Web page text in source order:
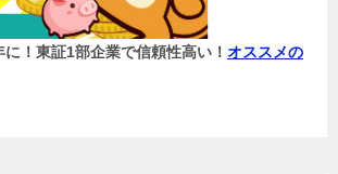
に！東証1部企業で信頼性高い！ オススメの